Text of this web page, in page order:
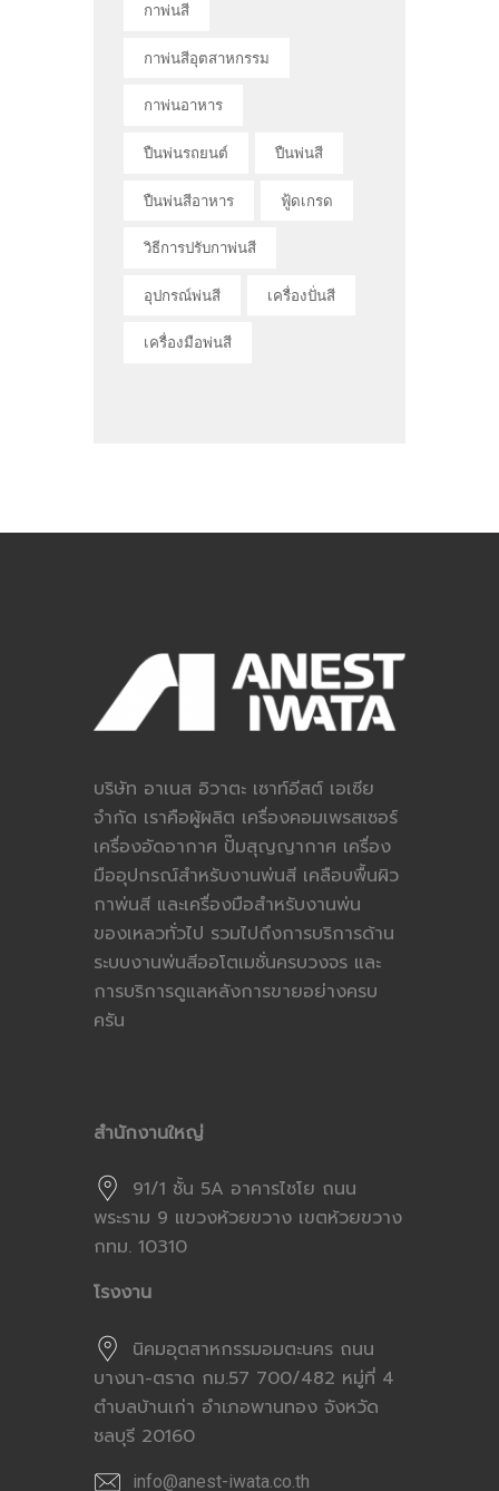
กาพ่นสี
กาพ่นสีอุตสาหกรรม
กาพ่นอาหาร
ปืนพ่นรถยนต์ ปืนพ่นสี
ปืนพ่นสีอาหาร ฟู้ดเกรด
วิธีการปรับกาพ่นสี
อุปกรณ์พ่นสี เครื่องปั่นสี
เครื่องมือพ่นสี
บริษัท อาเนส อิวาตะ เซาท์อีสต์ เอเซีย
จำกัด เราคือผู้ผลิต เครื่องคอมเพรสเซอร์
เครื่องอัดอากาศ ปั๊มสุญญากาศ เครื่อง
มืออุปกรณ์สำหรับงานพ่นสี เคลือบพื้นผิว
กาพ่นสี และเครื่องมือสำหรับงานพ่น
ของเหลวทั่วไป รวมไปถึงการบริการด้าน
ระบบงานพ่นสีออโตเมชั่นครบวงจร และ
การบริการดูแลหลังการขายอย่างครบ
ครัน
สำนักงานใหญ่
91/1 ชั้น 5A อาคารไชโย ถนน
พระราม 9 แขวงห้วยขวาง เขตห้วยขวาง
กทม. 10310
โรงงาน
นิคมอุตสาหกรรมอมตะนคร ถนน
บางนา-ตราด กม.57 700/482 หมู่ที่ 4
ตำบลบ้านเก่า อำเภอพานทอง จังหวัด
ชลบุรี 20160
info@anest-iwata.co.th